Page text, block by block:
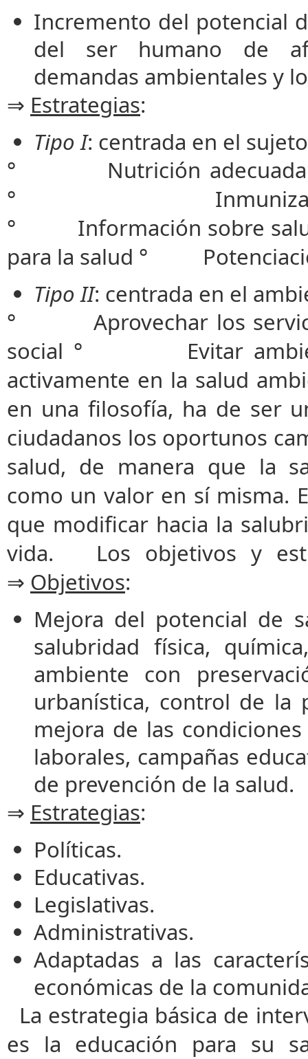
Incremento del potencial
del ser humano de
demandas ambientales y
⇒ Estrategias:
Tipo I: centrada en el
° Nutrición
° Inmunización
° Información sobre
para la salud °
Tipo II: centrada en el
° Aprovechar los
social ° Evitar
activamente en la salud
en una filosofía, ha de ser
ciudadanos los oportunos
salud, de manera que la
como un valor en sí misma.
que modificar hacia la
vida. Los objetivos y
⇒ Objetivos:
Mejora del potencial de
salubridad física,
ambiente con
urbanística, control de la
mejora de las
laborales, campañas
de prevención de la salud.
⇒ Estrategias:
Políticas.
Educativas.
Legislativas.
Administrativas.
Adaptadas a las
económicas de la
La estrategia básica de
es la educación para su